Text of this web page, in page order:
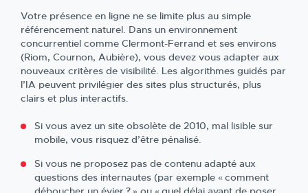
Votre présence en ligne ne se limite plus au simple
référencement naturel. Dans un environnement
concurrentiel comme Clermont-Ferrand et ses environs
(Riom, Cournon, Aubière), vous devez vous adapter aux
nouveaux critères de visibilité. Les algorithmes guidés par
l’IA peuvent privilégier des sites plus structurés, plus
clairs et plus interactifs.
Si vous avez un site obsolète de 2010, mal lisible sur
mobile, vous risquez d’être pénalisé.
Si vous ne proposez pas de contenu adapté aux
questions des internautes (par exemple « comment